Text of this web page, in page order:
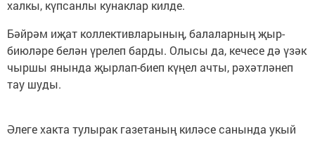
халкы, күпсанлы кунаклар килде.
Бәйрәм иҗат коллективларының, балаларның җыр-
биюләре белән үрелеп барды. Олысы да, кечесе дә үзәк
чыршы янында җырлап-биеп күңел ачты, рәхәтләнеп
тау шуды.
Әлеге хакта тулырак газетаның киләсе санында укый